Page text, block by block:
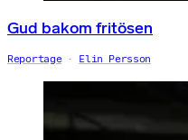
Gud bakom fritösen
Reportage Elin Persson